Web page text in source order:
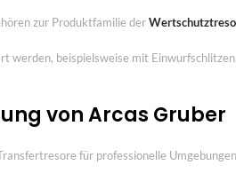
zur Produktfamilie der
werden, beispielsweise mit
von Arcas Gruber
für professionelle